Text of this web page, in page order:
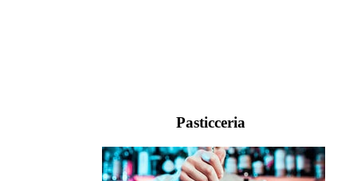
Pasticceria